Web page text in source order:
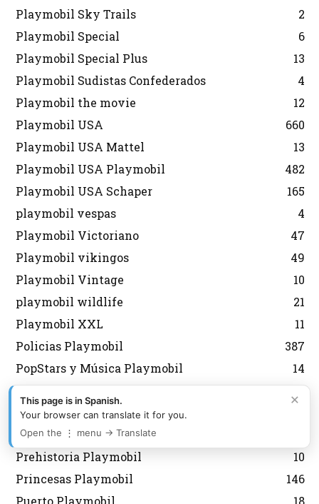
Playmobil Sky Trails
2
Playmobil Special
6
Playmobil Special Plus
13
Playmobil Sudistas Confederados
4
Playmobil the movie
12
Playmobil USA
660
Playmobil USA Mattel
13
Playmobil USA Playmobil
482
Playmobil USA Schaper
165
playmobil vespas
4
Playmobil Victoriano
47
Playmobil vikingos
49
Playmobil Vintage
10
playmobil wildlife
21
Playmobil XXL
11
Policias Playmobil
387
PopStars y Música Playmobil
14
Porsche Playmobil
14
Pozos, Fuentes y Árboles Playmobil
Preguntas Playmobil
Prehistoria Playmobil
10
Princesas Playmobil
146
Puerto Playmobil
18
×
This page is in Spanish.
Your browser can translate it for you.
Open the ⋮ menu → Translate